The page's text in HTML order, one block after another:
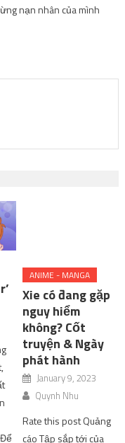
nạn nhân của mình
ANIME - MANGA
Xie có đang gặp
nguy hiểm
không? Cốt
truyện & Ngày
phát hành
January 9, 2023
Quynh Nhu
Rate this post Quảng
cáo Tập sắp tới của